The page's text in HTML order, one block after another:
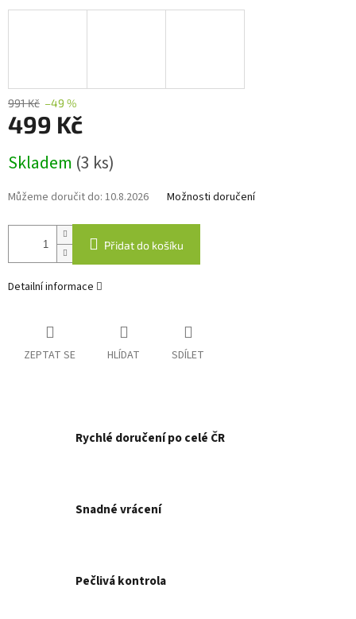
991 Kč –49 %
499 Kč
cena:
Skladem (3 ks)
Můžeme doručit do: 10.8.2026 Možnosti doručení
Přidat do košíku
Detailní informace
ZEPTAT SE HLÍDAT SDÍLET
Rychlé doručení po celé ČR
Snadné vrácení
Pečlivá kontrola